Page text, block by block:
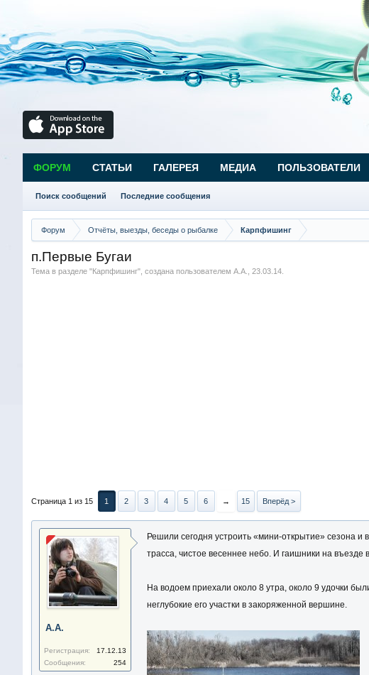
Форум Отчёты, выезды, беседы о рыбалке Карпфишинг
п.Первые Бугаи
Тема в разделе "Карпфишинг", создана пользователем А.А. 23.03.14.
Страница 1 из 15 1 2 3 4 5 6 → 15 Вперёд >
А.А.
Регистрация:
17.12.13
Сообщения:
254
Решили сегодня устроить «мини-открытие» сезона
трасса, чистое весеннее небо. И гаишники на
На водоем приехали около 8 утра, около 9 удочки
неглубокие его участки в закоряженной вершине.
ФОРУМ
Поиск сообщений Последние сообщения
СТАТЬИ ГАЛЕРЕЯ МЕДИА ПОЛЬЗОВАТЕЛИ